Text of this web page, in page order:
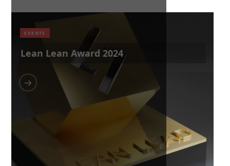
EVENTS
Lean Lean Award 2024